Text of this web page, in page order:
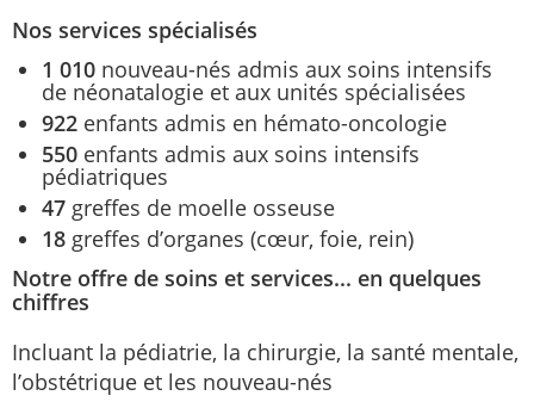
Nos services spécialisés
1 010 nouveau-nés admis aux soins intensifs
de néonatalogie et aux unités spécialisées
922 enfants admis en hémato-oncologie
550 enfants admis aux soins intensifs
pédiatriques
47 greffes de moelle osseuse
18 greffes d’organes (cœur, foie, rein)
Notre offre de soins et services... en quelques
chiffres
Incluant la pédiatrie, la chirurgie, la santé mentale,
l’obstétrique et les nouveau-nés